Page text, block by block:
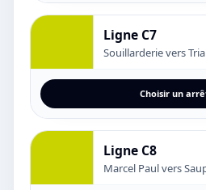
Ligne C7
Souillarderie vers
Choisir un
Ligne C8
Marcel Paul vers